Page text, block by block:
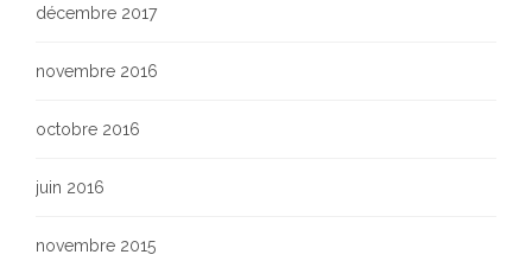
décembre 2017
novembre 2016
octobre 2016
juin 2016
novembre 2015